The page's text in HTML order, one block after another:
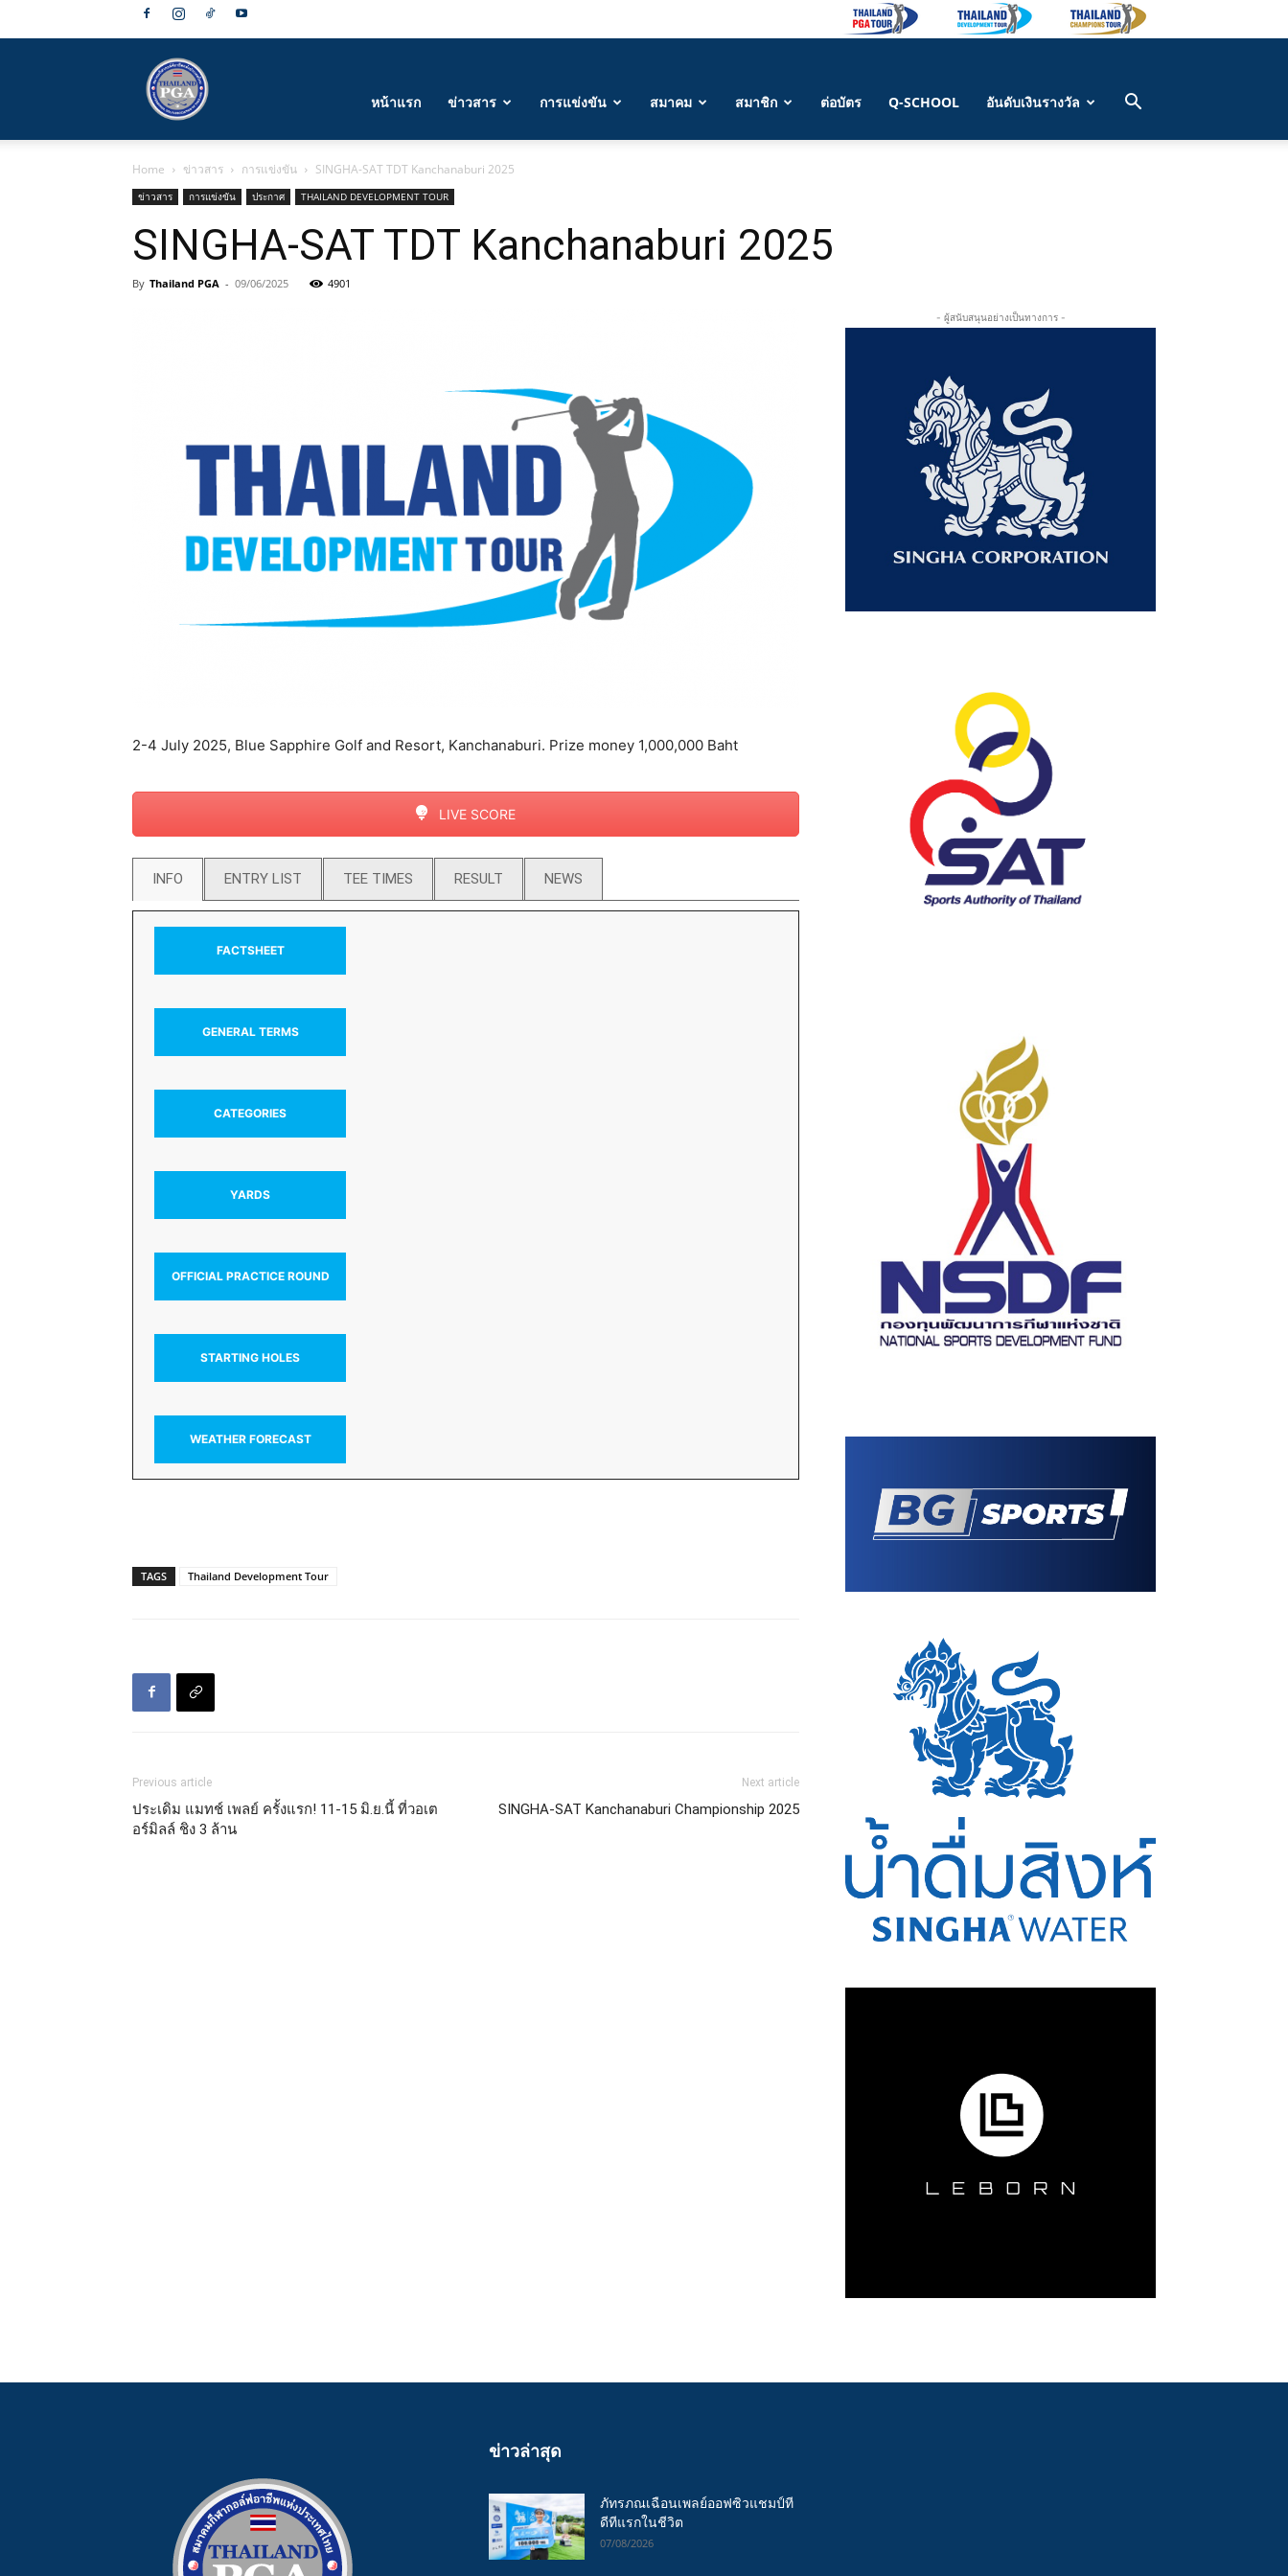
กีฬา
กอล์ฟ
แห่ง
หน้าแรก ข่าวสาร การแข่งขัน สมาคม สมาชิก ต่อบัตร Q-SCHOOL อันดับเงินรางวัล
Home ข่าวสาร การแข่งขัน SINGHA-SAT TDT Kanchanaburi 2025
ข่าวสาร การแข่งขัน ประกาศ THAILAND DEVELOPMENT TOUR
SINGHA-SAT TDT Kanchanaburi 2025
By Thailand PGA - 09/06/2025 4901
2-4 July 2025, Blue Sapphire Golf and Resort, Kanchanaburi. Prize money 1,000,000 Baht
LIVE SCORE
INFO ENTRY LIST TEE TIMES RESULT NEWS
FACTSHEET
GENERAL TERMS
CATEGORIES
YARDS
OFFICIAL PRACTICE ROUND
STARTING HOLES
WEATHER FORECAST
TAGS Thailand Development Tour
Previous article
ประเดิม แมทช์ เพลย์ ครั้งแรก! 11-15 มิ.ย.นี้ ที่วอเต
อร์มิลล์ ชิง 3 ล้าน
Next article
SINGHA-SAT Kanchanaburi Championship 2025
- ผู้สนับสนุนอย่างเป็นทางการ -
ข่าวล่าสุด
ภัทรภณเฉือนเพลย์ออฟซิวแชมป์ที
ดีทีแรกในชีวิต
07/08/2026